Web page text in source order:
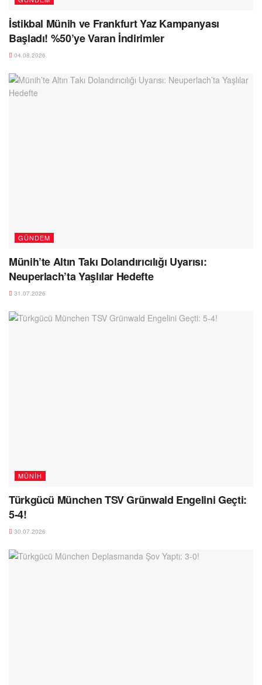
İstikbal Münih ve Frankfurt Yaz Kampanyası
Başladı! %50’ye Varan İndirimler
04.08.2026
GÜNDEM
Münih’te Altın Takı Dolandırıcılığı Uyarısı:
Neuperlach’ta Yaşlılar Hedefte
31.07.2026
MÜNIH
Türkgücü München TSV Grünwald Engelini Geçti:
5-4!
30.07.2026